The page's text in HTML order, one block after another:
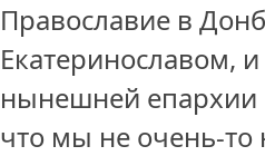
Православие в
Екатеринославом,
нынешней епархии
что мы не очень-